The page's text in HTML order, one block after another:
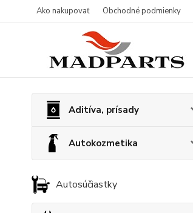
Ako nakupovať Obchodné podmienky
Aditíva, prísady
Autokozmetika
Autosúčiastky